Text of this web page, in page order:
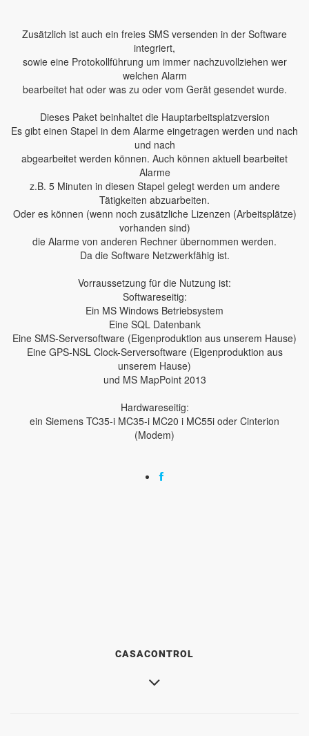
Zusätzlich ist auch ein freies SMS versenden in der Software
integriert,
sowie eine Protokollführung um immer nachzuvollziehen wer
welchen Alarm
bearbeitet hat oder was zu oder vom Gerät gesendet wurde.
Dieses Paket beinhaltet die Hauptarbeitsplatzversion
Es gibt einen Stapel in dem Alarme eingetragen werden und nach
und nach
abgearbeitet werden können. Auch können aktuell bearbeitet
Alarme
z.B. 5 Minuten in diesen Stapel gelegt werden um andere
Tätigkeiten abzuarbeiten.
Oder es können (wenn noch zusätzliche Lizenzen (Arbeitsplätze)
vorhanden sind)
die Alarme von anderen Rechner übernommen werden.
Da die Software Netzwerkfähig ist.
Vorraussetzung für die Nutzung ist:
Softwareseitig:
Ein MS Windows Betriebsystem
Eine SQL Datenbank
Eine SMS-Serversoftware (Eigenproduktion aus unserem Hause)
Eine GPS-NSL Clock-Serversoftware (Eigenproduktion aus
unserem Hause)
und MS MapPoint 2013
Hardwareseitig:
ein Siemens TC35-i MC35-i MC20 i MC55i oder Cinterion
(Modem)
CASACONTROL